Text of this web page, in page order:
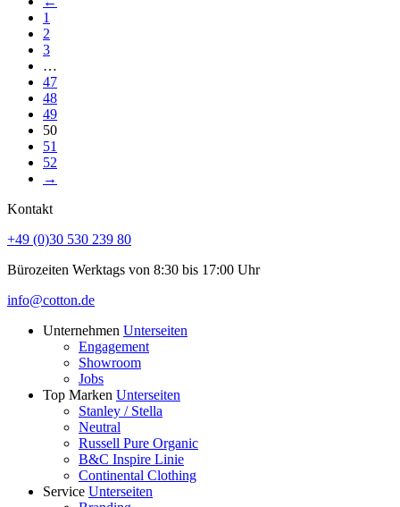
1
2
3
…
47
48
49
50
51
52
→
Kontakt
+49 (0)30 530 239 80
Bürozeiten Werktags von 8:30 bis 17:00 Uhr
info@cotton.de
Unternehmen Unterseiten
Engagement
Showroom
Jobs
Top Marken Unterseiten
Stanley / Stella
Neutral
Russell Pure Organic
B&C Inspire Linie
Continental Clothing
Service Unterseiten